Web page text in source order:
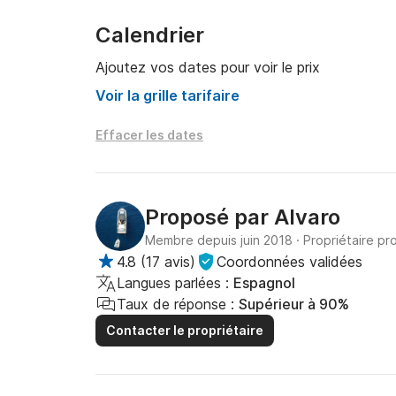
Calendrier
Ajoutez vos dates pour voir le prix
Voir la grille tarifaire
Effacer les dates
Proposé par Alvaro
Membre depuis juin 2018 · Propriétaire
4.8 (17 avis)
Coordonnées validées
Langues parlées : Espagnol
Taux de réponse : Supérieur à 90%
Contacter le propriétaire